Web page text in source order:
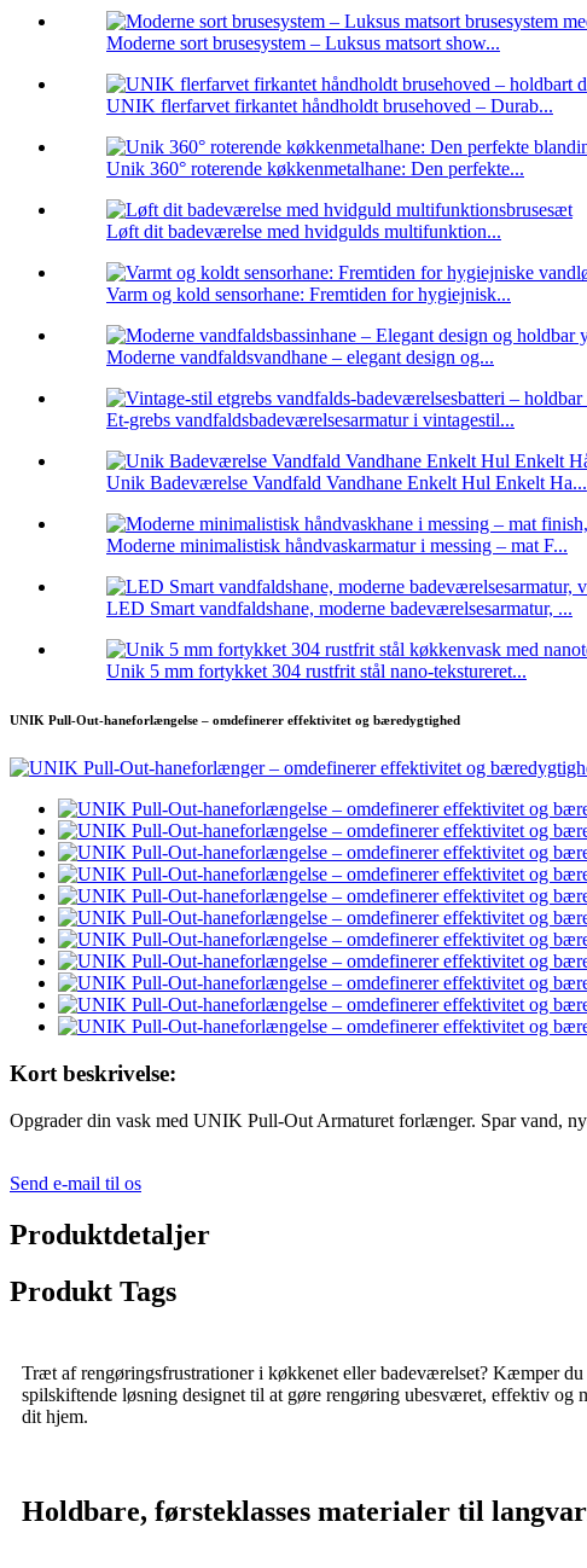
Moderne sort brusesystem – Luksus matsort show...
UNIK flerfarvet firkantet håndholdt brusehoved – Durab...
Unik 360° roterende køkkenmetalhane: Den perfekte...
Løft dit badeværelse med hvidgulds multifunktion...
Varm og kold sensorhane: Fremtiden for hygiejnisk...
Moderne vandfaldsvandhane – elegant design og...
Et-grebs vandfaldsbadeværelsesarmatur i vintagestil...
Unik Badeværelse Vandfald Vandhane Enkelt Hul Enkelt Ha...
Moderne minimalistisk håndvaskarmatur i messing – mat F...
LED Smart vandfaldshane, moderne badeværelsesarmatur, ...
Unik 5 mm fortykket 304 rustfrit stål nano-tekstureret...
UNIK Pull-Out-haneforlængelse – omdefinerer effektivitet og bæredygtighed
Kort beskrivelse:
Opgrader din vask med UNIK Pull-Out Armaturet forlænger. Spar vand,
Send e-mail til os
Produktdetaljer
Produkt Tags
Træt af rengøringsfrustrationer i køkkenet eller badeværelset? Kæmper
spilskiftende løsning designet til at gøre rengøring ubesværet, effektiv
dit hjem.
Holdbare, førsteklasses materialer til